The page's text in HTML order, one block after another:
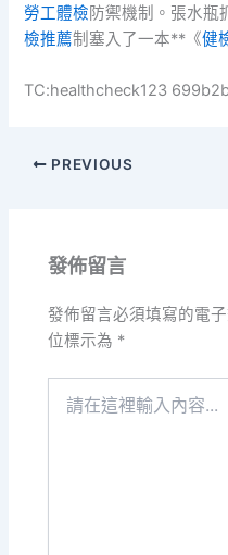
勞工體檢防禦機制。張水瓶
檢推薦制塞入了一本**《健
TC:healthcheck123
PREVIOUS
發佈留言
發佈留言必須填寫的電
位標示為 *